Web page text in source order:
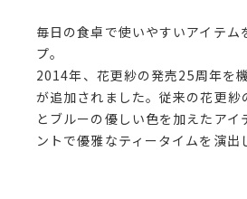
毎日の食卓で使いやすいアイテム
プ。
2014年、花更紗の発売25周年を
が追加されました。従来の花更紗
とブルーの優しい色を加えたアイ
ントで優雅なティータイムを演出